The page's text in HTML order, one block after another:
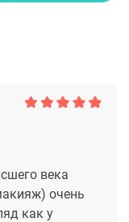
века
очень
как у